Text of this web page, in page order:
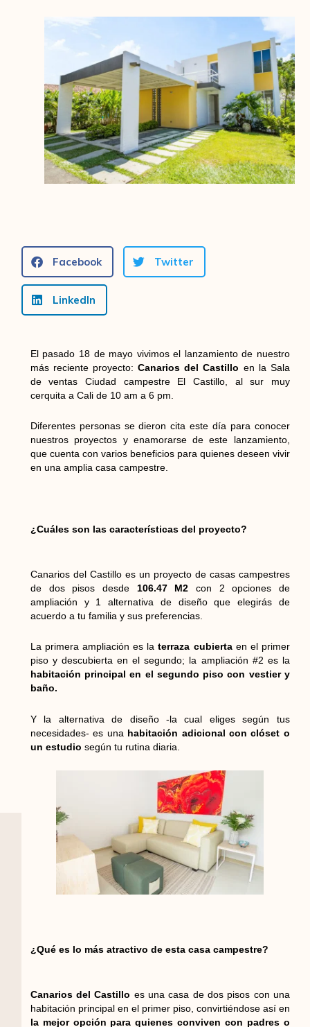
Facebook Twitter
LinkedIn
El pasado 18 de mayo vivimos el lanzamiento de nuestro
más reciente proyecto:Canarios del Castillo en la Sala
de ventas Ciudad campestre El Castillo, al sur muy
cerquita a Cali de 10 am a 6 pm.
Diferentes personas se dieron cita este día para conocer
nuestros proyectos y enamorarse de este lanzamiento,
que cuenta con varios beneficios para quienes deseen vivir
en una amplia casa campestre.
¿Cuáles son las características del proyecto?
Canarios del Castillo es un proyecto de casas campestres
de dos pisos desde106.47 M2 con 2 opciones de
ampliación y 1 alternativa de diseño que elegirás de
acuerdo a tu familia y sus preferencias.
La primera ampliación es laterraza cubiertaen el primer
piso y descubierta en el segundo; la ampliación #2 es la
habitación principal en el segundo piso con vestier y
baño.
Y la alternativa de diseño -la cual eliges según tus
necesidades- es una habitación adicional con clóset o
un estudio según tu rutina diaria.
¿Qué es lo más atractivo de esta casa campestre?
Canarios del Castillo es una casa de dos pisos con una
habitación principal en el primer piso, convirtiéndose así en
la mejor opción para quienes conviven con padres o